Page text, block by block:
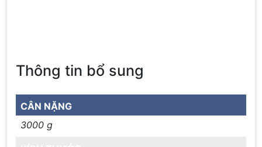
Thông tin bổ sung
CÂN NẶNG
3000 g